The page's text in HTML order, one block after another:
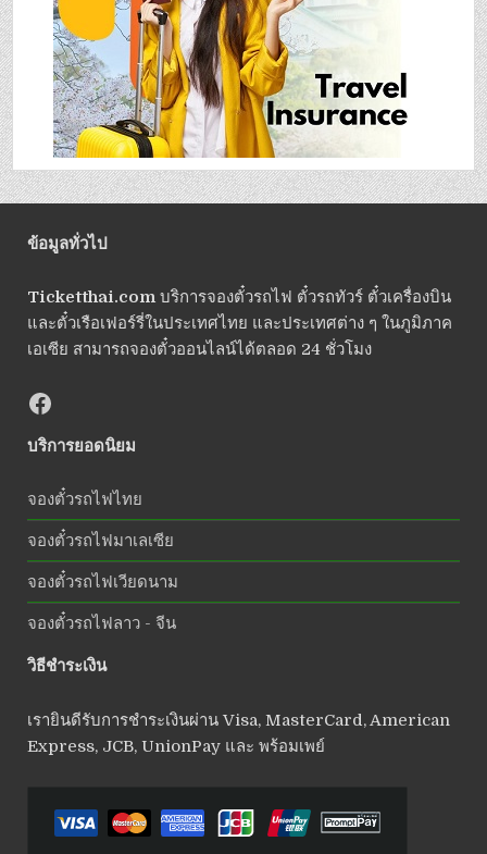
ข้อมูลทั่วไป
Ticketthai.comบริการจองตั๋วรถไฟ ตั๋วรถทัวร์ ตั๋วเครื่องบิน
และตั๋วเรือเฟอร์รี่ในประเทศไทย และประเทศต่าง ๆ ในภูมิภาค
เอเซีย สามารถจองตั๋วออนไลน์ได้ตลอด 24 ชั่วโมง
บริการยอดนิยม
จองตั๋วรถไฟไทย
จองตั๋วรถไฟมาเลเซีย
จองตั๋วรถไฟเวียดนาม
จองตั๋วรถไฟลาว - จีน
วิธีชำระเงิน
เรายินดีรับการชำระเงินผ่าน Visa, MasterCard, American
Express, JCB, UnionPay และ พร้อมเพย์